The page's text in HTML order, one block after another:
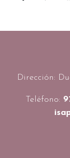
Dirección:
Teléfono: